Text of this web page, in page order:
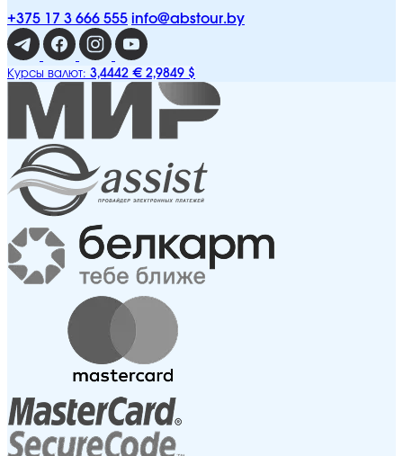
+375 17 3 666 555 info@abstour.by
Курсы валют: 3,4442 € 2,9849 $